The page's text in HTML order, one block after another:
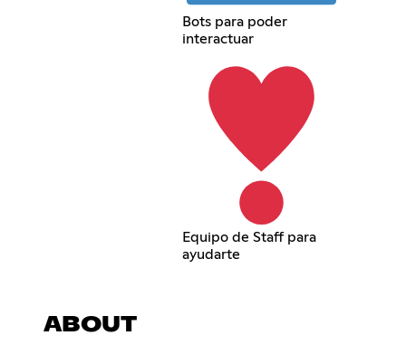
Bots para poder
interactuar
Equipo de Staff para
ayudarte
ABOUT